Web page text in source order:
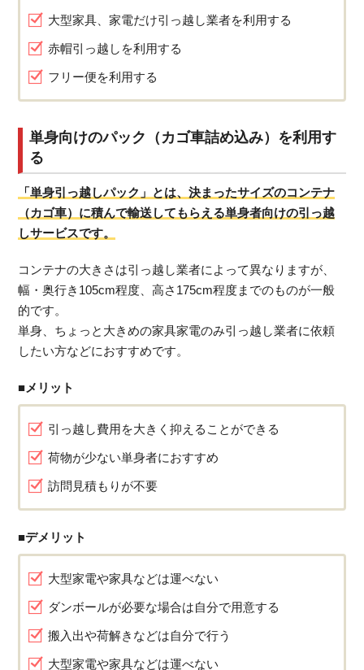
大型家具、家電だけ引っ越し業者を利用する
赤帽引っ越しを利用する
フリー便を利用する
単身向けのパック（カゴ車詰め込み）を利用す
る
「単身引っ越しパック」とは、決まったサイズのコンテナ
（カゴ車）に積んで輸送してもらえる単身者向けの引っ越
しサービスです。
コンテナの大きさは引っ越し業者によって異なりますが、
幅・奥行き105cm程度、高さ175cm程度までのものが一般
的です。
単身、ちょっと大きめの家具家電のみ引っ越し業者に依頼
したい方などにおすすめです。
■メリット
引っ越し費用を大きく抑えることができる
荷物が少ない単身者におすすめ
訪問見積もりが不要
■デメリット
大型家電や家具などは運べない
ダンボールが必要な場合は自分で用意する
搬入出や荷解きなどは自分で行う
大型家電や家具などは運べない